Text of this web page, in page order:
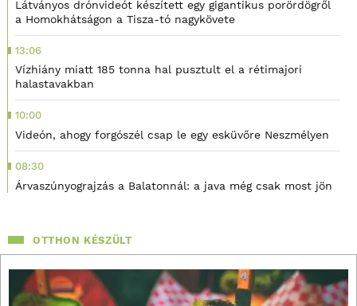
Látványos drónvideót készített egy gigantikus porördögről
a Homokhátságon a Tisza-tó nagykövete
13:06
Vízhiány miatt 185 tonna hal pusztult el a rétimajori
halastavakban
10:00
Videón, ahogy forgószél csap le egy esküvőre Neszmélyen
08:30
Árvaszúnyograjzás a Balatonnál: a java még csak most jön
OTTHON KÉSZÜLT